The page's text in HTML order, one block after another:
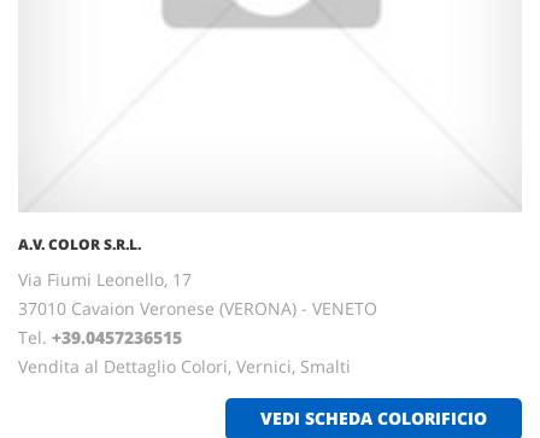
A.V. COLOR S.R.L.
Via Fiumi Leonello, 17
37010 Cavaion Veronese (VERONA) - VENETO
Tel. +39.0457236515
Vendita al Dettaglio Colori, Vernici, Smalti
VEDI SCHEDA COLORIFICIO